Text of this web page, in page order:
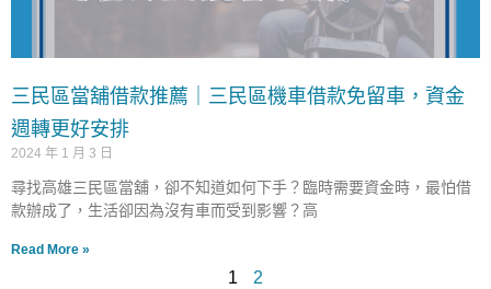
三民區當舖借款推薦｜三民區機車借款免留車，資金
週轉更好安排
2024 年 1 月 3 日
尋找高雄三民區當舖，卻不知道如何下手？臨時需要資金時，最怕借
款辦成了，生活卻因為沒有車而受到影響？高
Read More »
1 2